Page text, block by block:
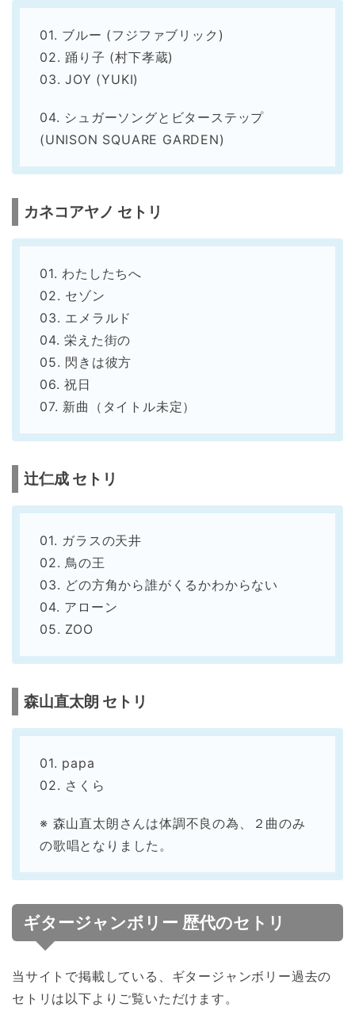
01. ブルー (フジファブリック)
02. 踊り子 (村下孝蔵)
03. JOY (YUKI)
04. シュガーソングとビターステップ
(UNISON SQUARE GARDEN)
カネコアヤノ セトリ
01. わたしたちへ
02. セゾン
03. エメラルド
04. 栄えた街の
05. 閃きは彼方
06. 祝日
07. 新曲（タイトル未定）
辻仁成 セトリ
01. ガラスの天井
02. 鳥の王
03. どの方角から誰がくるかわからない
04. アローン
05. ZOO
森山直太朗 セトリ
01. papa
02. さくら
※ 森山直太朗さんは体調不良の為、２曲のみ
の歌唱となりました。
ギタージャンボリー 歴代のセトリ
当サイトで掲載している、ギタージャンボリー過去の
セトリは以下よりご覧いただけます。